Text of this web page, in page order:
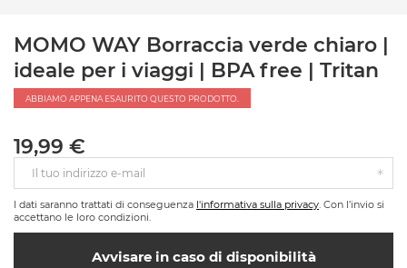
MOMO WAY Borraccia verde chiaro |
ideale per i viaggi | BPA free | Tritan
ABBIAMO APPENA ESAURITO QUESTO PRODOTTO.
19,99 €
Il tuo indirizzo e-mail
I dati saranno trattati di conseguenza l'informativa sulla privacy. Con l’invio si
accettano le loro condizioni.
Avvisare in caso di disponibilità